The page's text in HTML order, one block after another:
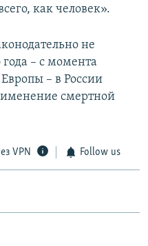
как человек».
не
– с момента
– в России
смертной
VPN Follow us